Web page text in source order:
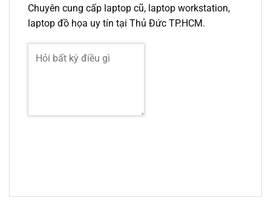
Chuyên cung cấp laptop cũ, laptop workstation,
laptop đồ họa uy tín tại Thủ Đức TP.HCM.